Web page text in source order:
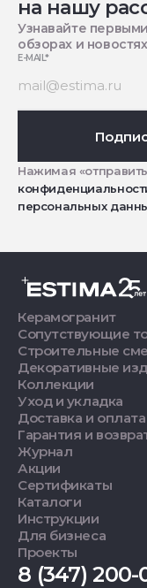
на нашу
Узнавайте
обзорах и
E-MAIL*
Нажимая
персональных
Керамогранит
Сопутствующие
Строительные
Декоративные
Коллекции
Уход и укладка
Доставка и оплата
Гарантия и
Журнал
Акции
Сертификаты
Каталоги
Инструкции
Для бизнеса
Проекты
8 (347) 200-